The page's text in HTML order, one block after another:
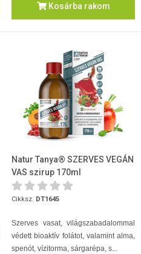
Kosárba rakom
Natur Tanya® SZERVES VEGÁN
VAS szirup 170ml
Cikksz. DT1645
Szerves vasat, világszabadalommal
védett bioaktív folátot, valamint alma,
spenót, vízitorma, sárgarépa, s...